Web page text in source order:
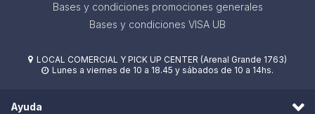
Bases y condiciones promociones generales
Bases y condiciones VISA UB
 LOCAL COMERCIAL Y PICK UP CENTER (Arenal Grande 1763)
 Lunes a viernes de 10 a 18.45 y sábados de 10 a 14hs.
Ayuda